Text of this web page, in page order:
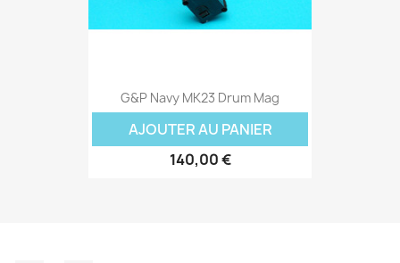
G&P Navy MK23 Drum Mag
AJOUTER AU PANIER
140,00 €